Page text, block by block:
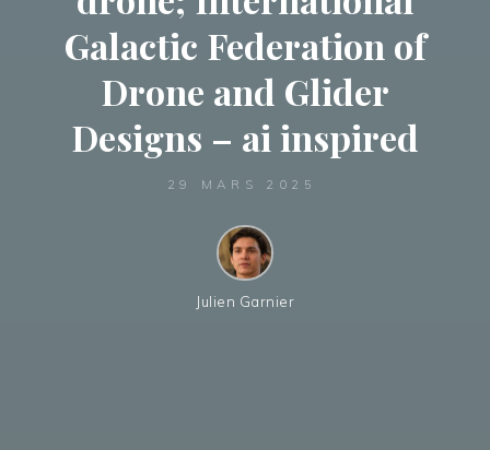
Galactic Federation of
Drone and Glider
Designs – ai inspired
29 MARS 2025
Julien Garnier